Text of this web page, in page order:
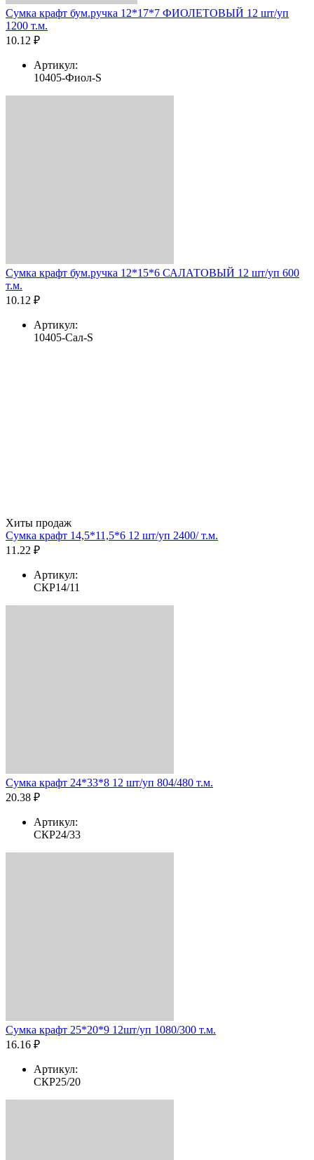
Сумка крафт бум.ручка 12*17*7 ФИОЛЕТОВЫЙ 12 шт/уп
1200 т.м.
10.12 ₽
Артикул:
10405-Фиол-S
Сумка крафт бум.ручка 12*15*6 САЛАТОВЫЙ 12 шт/уп 600
т.м.
10.12 ₽
Артикул:
10405-Сал-S
Хиты продаж
Сумка крафт 14,5*11,5*6 12 шт/уп 2400/ т.м.
11.22 ₽
Артикул:
СКР14/11
Сумка крафт 24*33*8 12 шт/уп 804/480 т.м.
20.38 ₽
Артикул:
СКР24/33
Сумка крафт 25*20*9 12шт/уп 1080/300 т.м.
16.16 ₽
Артикул:
СКР25/20